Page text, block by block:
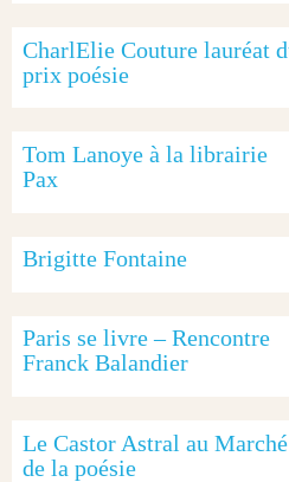
CharlElie Couture lauréat
prix poésie
Tom Lanoye à la librairie
Pax
Brigitte Fontaine
Paris se livre – Rencontre
Franck Balandier
Le Castor Astral au Marché
de la poésie